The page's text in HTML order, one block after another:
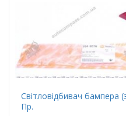
Світловідбивач бампера
Пр.